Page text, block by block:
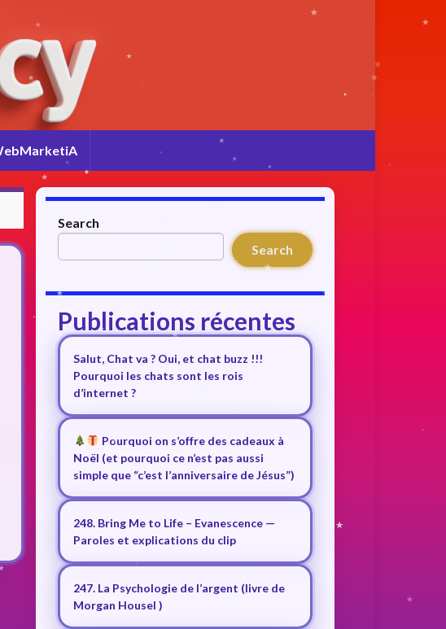
Search
Search
Publications récentes
Salut, Chat va ? Oui, et chat buzz !!!
Pourquoi les chats sont les rois
d’internet ?
Pourquoi on s’offre des cadeaux à
Noël (et pourquoi ce n’est pas aussi
simple que “c’est l’anniversaire de Jésus”)
248. Bring Me to Life – Evanescence —
Paroles et explications du clip
247. La Psychologie de l’argent (livre de
Morgan Housel )